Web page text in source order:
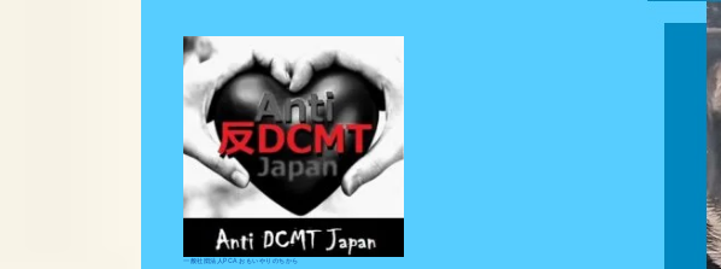
content
content
一般社団法人PCA おもいやりのちから